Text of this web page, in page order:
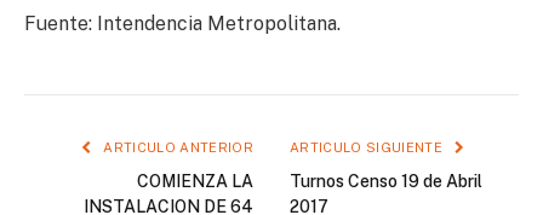
Fuente: Intendencia Metropolitana.
ARTICULO ANTERIOR
COMIENZA LA
INSTALACION DE 64
ARTICULO SIGUIENTE
Turnos Censo 19 de Abril
2017